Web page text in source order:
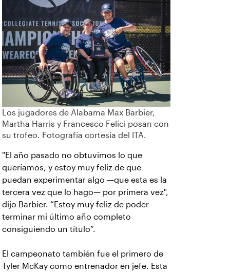
Los jugadores de Alabama Max Barbier,
Martha Harris y Francesco Felici posan con
su trofeo. Fotografía cortesía del ITA.
"El año pasado no obtuvimos lo que
queríamos, y estoy muy feliz de que
puedan experimentar algo —que esta es la
tercera vez que lo hago— por primera vez",
dijo Barbier. “Estoy muy feliz de poder
terminar mi último año completo
consiguiendo un título”.
El campeonato también fue el primero de
Tyler McKay como entrenador en jefe. Esta